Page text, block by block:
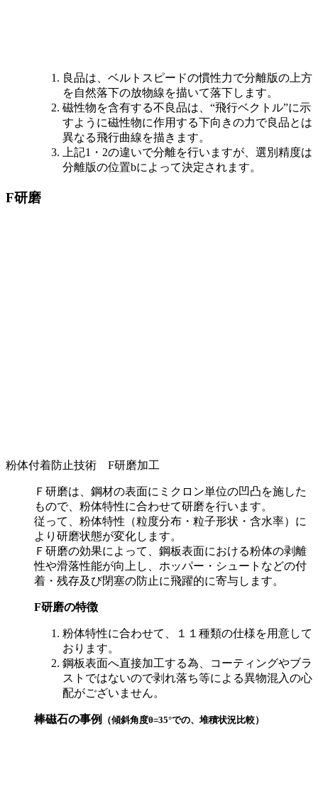
良品は、ベルトスピードの慣性力で分離版の上方
を自然落下の放物線を描いて落下します。
磁性物を含有する不良品は、“飛行ベクトル”に示
すように磁性物に作用する下向きの力で良品とは
異なる飛行曲線を描きます。
上記1・2の違いで分離を行いますが、選別精度は
分離版の位置bによって決定されます。
F研磨
粉体付着防止技術 F研磨加工
Ｆ研磨は、鋼材の表面にミクロン単位の凹凸を施した
もので、粉体特性に合わせて研磨を行います。
従って、粉体特性（粒度分布・粒子形状・含水率）に
より研磨状態が変化します。
Ｆ研磨の効果によって、鋼板表面における粉体の剥離
性や滑落性能が向上し、ホッパー・シュートなどの付
着・残存及び閉塞の防止に飛躍的に寄与します。
F研磨の特徴
粉体特性に合わせて、１１種類の仕様を用意して
おります。
鋼板表面へ直接加工する為、コーティングやブラ
ストではないので剥れ落ち等による異物混入の心
配がございません。
棒磁石の事例 （傾斜角度θ=35°での、堆積状況比較）